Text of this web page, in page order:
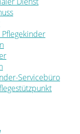
Servicebüro